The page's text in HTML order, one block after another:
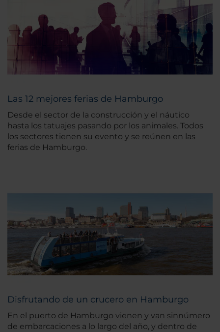
Las 12 mejores ferias de Hamburgo
Desde el sector de la construcción y el náutico
hasta los tatuajes pasando por los animales. Todos
los sectores tienen su evento y se reúnen en las
ferias de Hamburgo.
Disfrutando de un crucero en Hamburgo
En el puerto de Hamburgo vienen y van sinnúmero
de embarcaciones a lo largo del año, y dentro de